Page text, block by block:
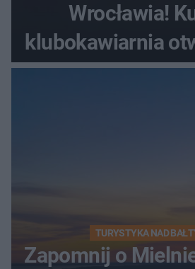
Wrocławia!
klubokawiarnia
nowym
TURYSTYKA NAD
Zapomnij o